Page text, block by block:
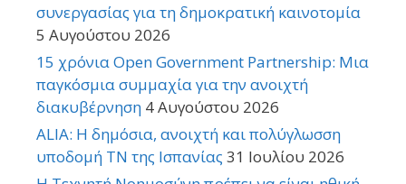
συνεργασίας για τη δημοκρατική καινοτομία
5 Αυγούστου 2026
15 χρόνια Open Government Partnership: Μια
παγκόσμια συμμαχία για την ανοιχτή
διακυβέρνηση 4 Αυγούστου 2026
ALIA: Η δημόσια, ανοιχτή και πολύγλωσση
υποδομή ΤΝ της Ισπανίας 31 Ιουλίου 2026